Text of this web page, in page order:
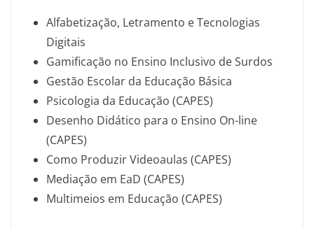
Alfabetização, Letramento e Tecnologias
Digitais
Gamificação no Ensino Inclusivo de Surdos
Gestão Escolar da Educação Básica
Psicologia da Educação (CAPES)
Desenho Didático para o Ensino On-line
(CAPES)
Como Produzir Videoaulas (CAPES)
Mediação em EaD (CAPES)
Multimeios em Educação (CAPES)